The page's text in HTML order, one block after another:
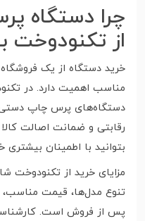
چرا دستگاه
از تکنودوخت
خرید دستگاه از یک فروشگاه
مناسب اهمیت دارد. در
دستگاه‌های پرس چاپ دستی
رقابتی و ضمانت اصالت
بتوانید با اطمینان بیشتری
مزایای خرید از تکنودوخت
تنوع مدل‌ها، قیمت
پس از فروش است.